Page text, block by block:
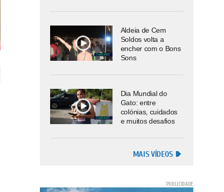
Aldeia de Cem
Soldos volta a
encher com o Bons
Sons
Dia Mundial do
Gato: entre
colónias, cuidados
e muitos desafios
MAIS VÍDEOS